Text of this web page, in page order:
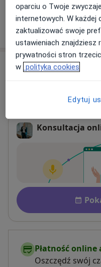
W jaki sposób
Adresy (4)
Konsultacja
Dostępność
Płatność
Oszczędź swój
oparciu o Twoje
internetowych. W każdej
zaktualizować swoje
ustawieniach znajdziesz
prywatności stron
w polityka cookies
Edytuj